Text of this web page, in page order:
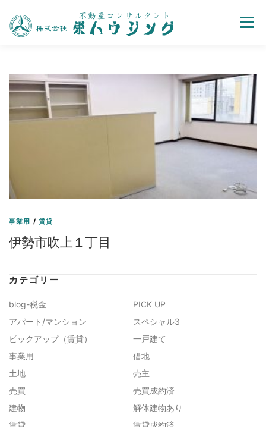
Menu
お問い合わせ ホーム
事業用 /賃貸
伊勢市吹上１丁目
カテゴリー
blog-税金
PICK UP
アパート/マンション
スペシャル3
ピックアップ（賃貸）
一戸建て
事業用
借地
土地
売主
売買
売買成約済
建物
解体建物あり